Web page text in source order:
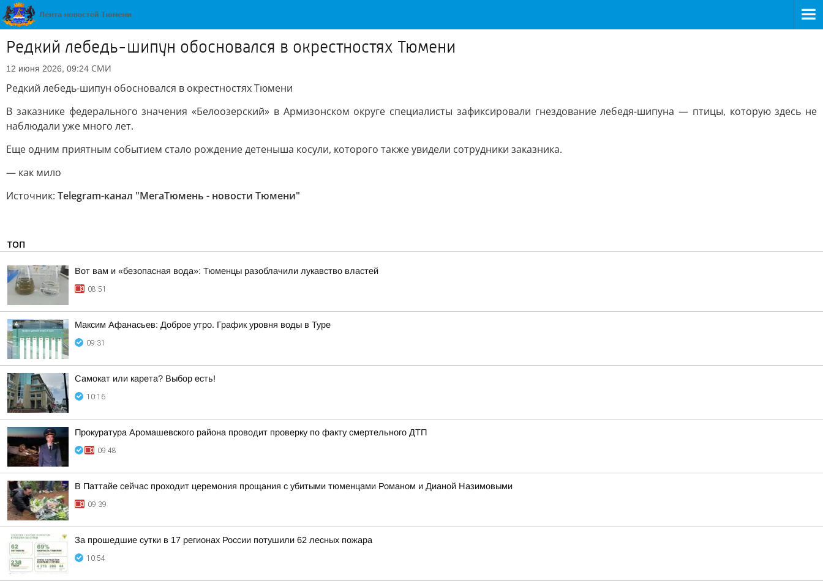
Редкий лебедь-шипун обосновался в окрестностях Тюмени
12 июня 2026, 09:24 СМИ
Редкий лебедь-шипун обосновался в окрестностях Тюмени
В заказнике федерального значения «Белоозерский» в Армизонском округе специалисты зафиксировали гнездование лебедя-шипуна — птицы, которую здесь не
наблюдали уже много лет.
Еще одним приятным событием стало рождение детеныша косули, которого также увидели сотрудники заказника.
— как мило
Источник: Telegram-канал "МегаТюмень - новости Тюмени"
ТОП
Вот вам и «безопасная вода»: Тюменцы разоблачили лукавство властей
08:51
Максим Афанасьев: Доброе утро. График уровня воды в Туре
09:31
Самокат или карета? Выбор есть!
10:16
Прокуратура Аромашевского района проводит проверку по факту смертельного ДТП
09:48
В Паттайе сейчас проходит церемония прощания с убитыми тюменцами Романом и Дианой Назимовыми
09:39
За прошедшие сутки в 17 регионах России потушили 62 лесных пожара
10:54